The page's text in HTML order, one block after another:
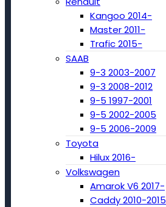
Kangoo 2014-
Master 2011-
Trafic 2015-
SAAB
9-3 2003-2007
9-3 2008-2012
9-5 1997-2001
9-5 2002-2005
9-5 2006-2009
Toyota
Hilux 2016-
Volkswagen
Amarok V6 2017-
Caddy 2010-2015